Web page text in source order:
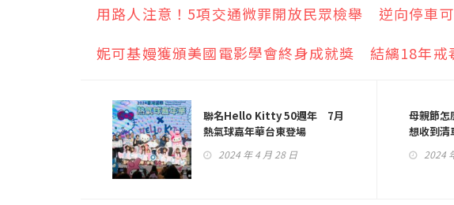
用路人注意！5項交通微罪開放民眾檢舉 逆向停車
妮可基嫚獲頒美國電影學會終身成就獎 結縭18年戒
聯名Hello Kitty 50週年 7月
熱氣球嘉年華台東登場
2024 年 4 月 28 日
母親節怎
想收到
天都用得到
2024